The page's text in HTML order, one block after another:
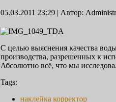
05.03.2011 23:29 | Автор:
С целью выяснения качества
производства, разрешенных к
Абсолютно всё, что мы
Tags:
наклейка корректор